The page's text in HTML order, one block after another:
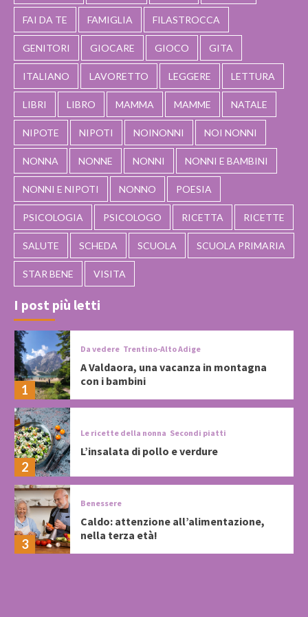
FAI DA TE FAMIGLIA FILASTROCCA
GENITORI GIOCARE GIOCO GITA
ITALIANO LAVORETTO LEGGERE LETTURA
LIBRI LIBRO MAMMA MAMME NATALE
NIPOTE NIPOTI NOINONNI NOI NONNI
NONNA NONNE NONNI NONNI E BAMBINI
NONNI E NIPOTI NONNO POESIA
PSICOLOGIA PSICOLOGO RICETTA RICETTE
SALUTE SCHEDA SCUOLA SCUOLA PRIMARIA
STAR BENE VISITA
I post più letti
1
Da vedere Trentino-Alto Adige
A Valdaora, una vacanza in montagna
con i bambini
2
Le ricette della nonna Secondi piatti
L’insalata di pollo e verdure
3
Benessere
Caldo: attenzione all’alimentazione,
nella terza età!